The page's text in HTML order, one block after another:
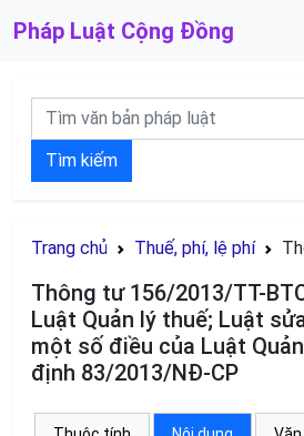
Pháp Luật Cộng Đồng
Tìm kiếm
Trang chủ Thuế, phí, lệ phí
Thông tư 156/2013/TT-
Luật Quản lý thuế; Luật
một số điều của Luật
định 83/2013/NĐ-CP